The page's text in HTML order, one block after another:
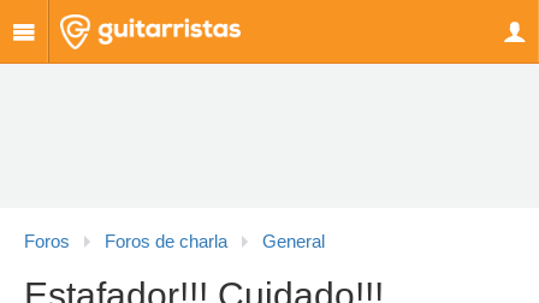
Foros Foros de charla General